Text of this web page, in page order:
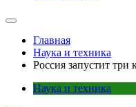
Главная
Наука и техника
Россия запустит три
Наука и техника